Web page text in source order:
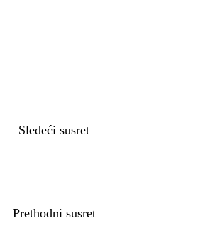
Sledeći susret
Prethodni susret